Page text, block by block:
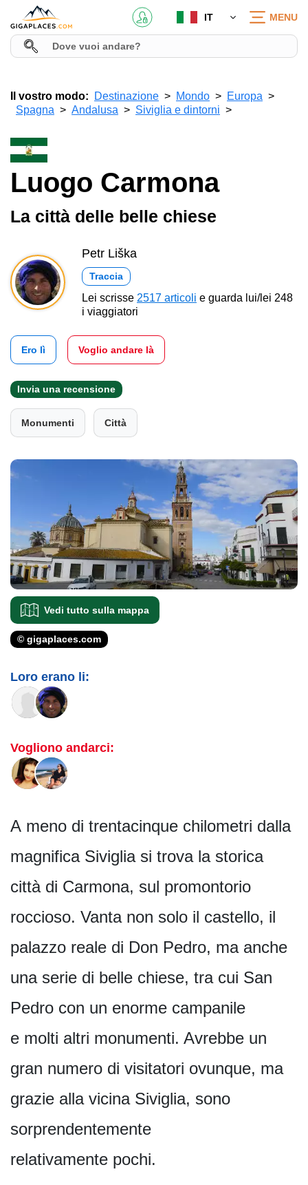
IT MENU
Il vostro modo: Destinazione Mondo
Europa
Spagna
Andalusa Siviglia e dintorni
Luogo Carmona
La città delle belle chiese
Petr Liška
Traccia
Lei scrisse 2517 articoli e guarda lui/lei 248
i viaggiatori
Ero lì Voglio andare là
Invia una recensione
Monumenti Città
Vedi tutto sulla mappa
© gigaplaces.com
Loro erano li:
Vogliono andarci:
A meno di trentacinque chilometri dalla
magnifica Siviglia si trova la storica
città di Carmona, sul promontorio
roccioso. Vanta non solo il castello, il
palazzo reale di Don Pedro, ma anche
una serie di belle chiese, tra cui San
Pedro con un enorme campanile
e molti altri monumenti. Avrebbe un
gran numero di visitatori ovunque, ma
grazie alla vicina Siviglia, sono
sorprendentemente
relativamente pochi.